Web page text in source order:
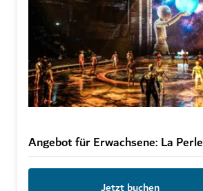
Angebot für Erwachsene: La Perle